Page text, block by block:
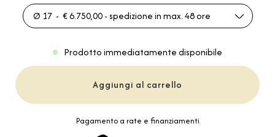
Ø 17 - € 6.750,00 - spedizione in max. 48 ore
Prodotto immediatamente disponibile
Aggiungi al carrello
Pagamento a rate e finanziamenti